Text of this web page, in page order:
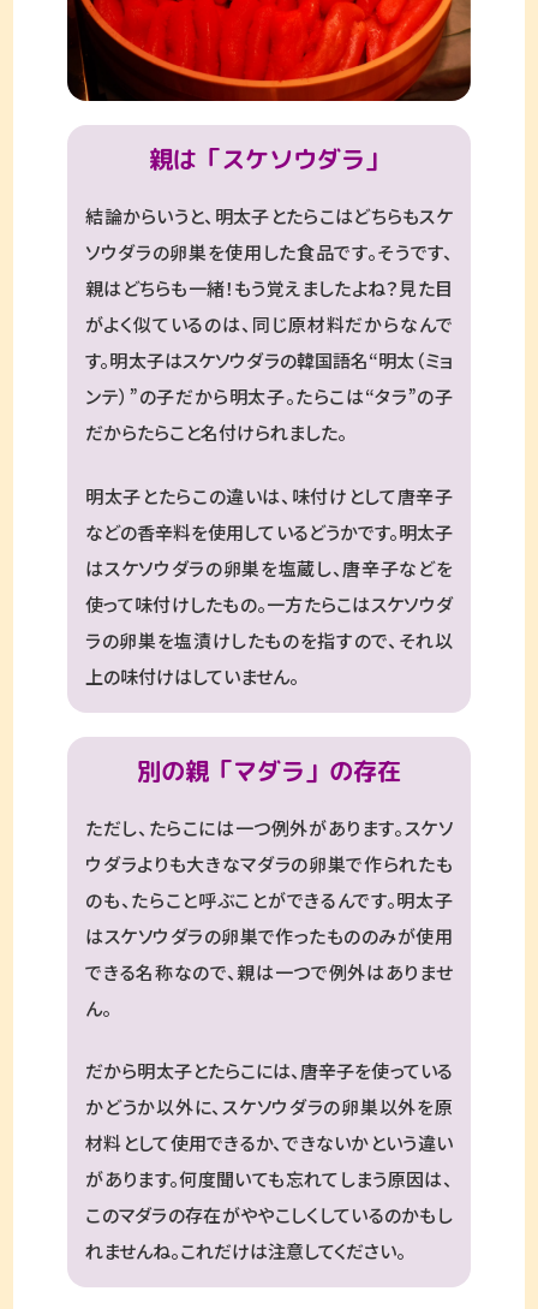
親は「スケソウダラ」
結論からいうと、明太子とたらこはどちらもスケ
ソウダラの卵巣を使用した食品です。そうです、
親はどちらも一緒！もう覚えましたよね？見た目
がよく似ているのは、同じ原材料だからなんで
す。明太子はスケソウダラの韓国語名“明太（ミョ
ンテ）”の子だから明太子。たらこは“タラ”の子
だからたらこと名付けられました。
明太子とたらこの違いは、味付けとして唐辛子
などの香辛料を使用しているどうかです。明太子
はスケソウダラの卵巣を塩蔵し、唐辛子などを
使って味付けしたもの。一方たらこはスケソウダ
ラの卵巣を塩漬けしたものを指すので、それ以
上の味付けはしていません。
別の親「マダラ」の存在
ただし、たらこには一つ例外があります。スケソ
ウダラよりも大きなマダラの卵巣で作られたも
のも、たらこと呼ぶことができるんです。明太子
はスケソウダラの卵巣で作ったもののみが使用
できる名称なので、親は一つで例外はありませ
ん。
だから明太子とたらこには、唐辛子を使っている
かどうか以外に、スケソウダラの卵巣以外を原
材料として使用できるか、できないかという違い
があります。何度聞いても忘れてしまう原因は、
このマダラの存在がややこしくしているのかもし
れませんね。これだけは注意してください。